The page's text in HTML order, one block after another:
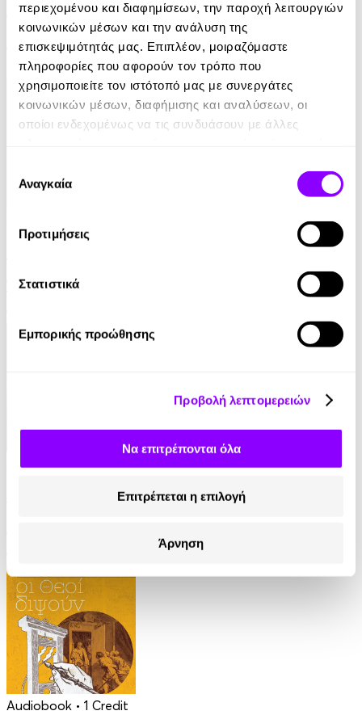
περιεχομένου και διαφημίσεων, την παροχή λειτουργιών
κοινωνικών μέσων και την ανάλυση της
επισκεψιμότητάς μας. Επιπλέον, μοιραζόμαστε
πληροφορίες που αφορούν τον τρόπο που
χρησιμοποιείτε τον ιστότοπό μας με συνεργάτες
κοινωνικών μέσων, διαφήμισης και αναλύσεων, οι
οποίοι ενδεχομένως να τις συνδυάσουν με άλλες
των υπηρεσιών τους.
συγκατάθεσης
Αναγκαία
Προτιμήσεις
Στατιστικά
Εμπορικής προώθησης
Προβολή λεπτομερειών
Να επιτρέπονται όλα
Επιτρέπεται η επιλογή
Άρνηση
Ελέφαντας
Ρέιμοντ Κάρβερ
7.99€
Yael Van Der Wouden
Audiobook
Ο Τελευταίος των Μοϊκανών
Audiobook • 1 Credit